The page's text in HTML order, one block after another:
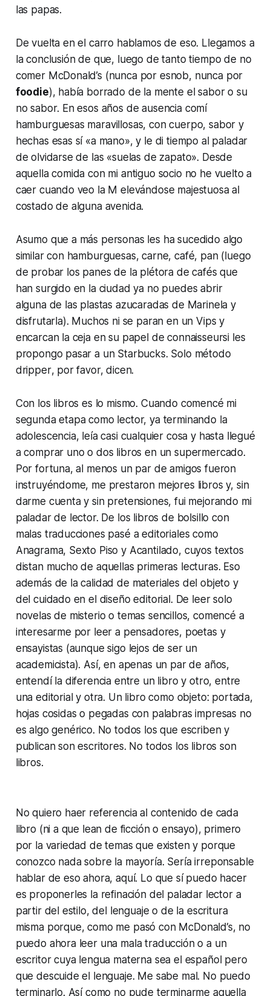
las papas.
De vuelta en el carro hablamos de eso. Llegamos a
la conclusión de que, luego de tanto tiempo de no
comer McDonald’s (nunca por esnob, nunca por
foodie), había borrado de la mente el sabor o su
no sabor. En esos años de ausencia comí
hamburguesas maravillosas, con cuerpo, sabor y
hechas esas sí «a mano», y le di tiempo al paladar
de olvidarse de las «suelas de zapato». Desde
aquella comida con mi antiguo socio no he vuelto a
caer cuando veo la M elevándose majestuosa al
costado de alguna avenida.
Asumo que a más personas les ha sucedido algo
similar con hamburguesas, carne, café, pan (luego
de probar los panes de la plétora de cafés que
han surgido en la ciudad ya no puedes abrir
alguna de las plastas azucaradas de Marinela y
disfrutarla). Muchos ni se paran en un Vips y
encarcan la ceja en su papel deconnaisseursi les
propongo pasar a un Starbucks. Solo método
dripper, por favor, dicen.
Con los libros es lo mismo. Cuando comencé mi
segunda etapa como lector, ya terminando la
adolescencia, leía casi cualquier cosa y hasta llegué
a comprar uno o dos libros en un supermercado.
Por fortuna, al menos un par de amigos fueron
instruyéndome, me prestaron mejores libros y, sin
darme cuenta y sin pretensiones, fui mejorando mi
paladar de lector. De los libros de bolsillo con
malas traducciones pasé a editoriales como
Anagrama, Sexto Piso y Acantilado, cuyos textos
distan mucho de aquellas primeras lecturas. Eso
además de la calidad de materiales del objeto y
del cuidado en el diseño editorial. De leer solo
novelas de misterio o temas sencillos, comencé a
interesarme por leer a pensadores, poetas y
ensayistas (aunque sigo lejos de ser un
academicista). Así, en apenas un par de años,
entendí la diferencia entre un libro y otro, entre
una editorial y otra. Un libro como objeto: portada,
hojas cosidas o pegadas con palabras impresas no
es algo genérico. No todos los que escriben y
publican son escritores. No todos los libros son
libros.
No quiero haer referencia al contenido de cada
libro (ni a que lean de ficción o ensayo), primero
por la variedad de temas que existen y porque
conozco nada sobre la mayoría. Sería irreponsable
hablar de eso ahora, aquí. Lo que sí puedo hacer
es proponerles la refinación del paladar lector a
partir del estilo, del lenguaje o de la escritura
misma porque, como me pasó con McDonald’s, no
puedo ahora leer una mala traducción o a un
escritor cuya lengua materna sea el español pero
que descuide el lenguaje. Me sabe mal. No puedo
terminarlo. Así como no pude terminarme aquella